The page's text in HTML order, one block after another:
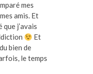
mes
amis. Et
que j’avais
Et
bien de
le temps